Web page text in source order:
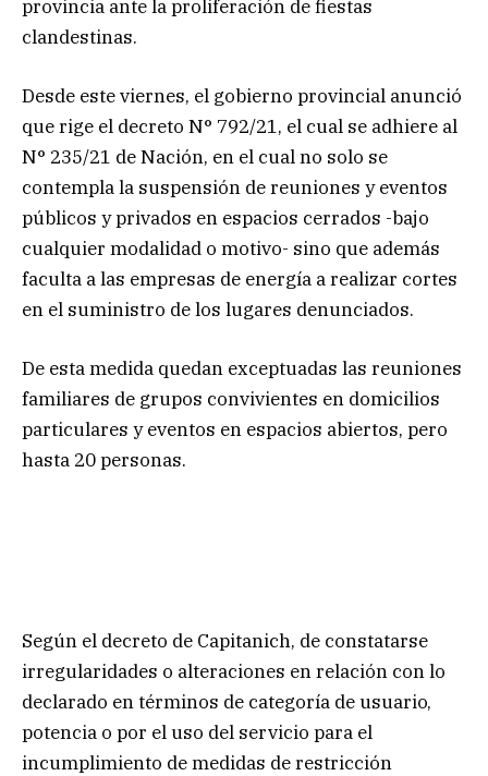
provincia ante la proliferación de fiestas
clandestinas.
Desde este viernes, el gobierno provincial anunció
que rige el decreto N° 792/21, el cual se adhiere al
N° 235/21 de Nación, en el cual no solo se
contempla la suspensión de reuniones y eventos
públicos y privados en espacios cerrados -bajo
cualquier modalidad o motivo- sino que además
faculta a las empresas de energía a realizar cortes
en el suministro de los lugares denunciados.
De esta medida quedan exceptuadas las reuniones
familiares de grupos convivientes en domicilios
particulares y eventos en espacios abiertos, pero
hasta 20 personas.
Según el decreto de Capitanich, de constatarse
irregularidades o alteraciones en relación con lo
declarado en términos de categoría de usuario,
potencia o por el uso del servicio para el
incumplimiento de medidas de restricción